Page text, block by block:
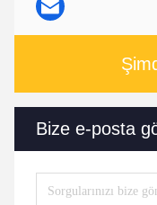
Bize e-posta